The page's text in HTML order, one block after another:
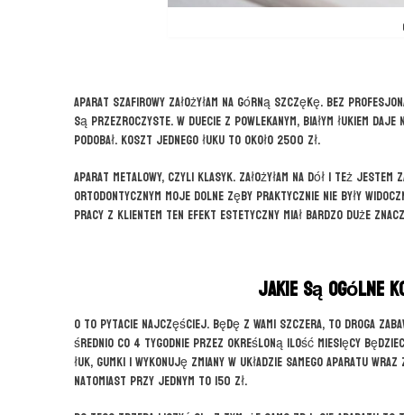
Aparat szafirowy założyłam na górną szczękę. Bez
są przezroczyste. W duecie z powlekanym, białym łukiem
podobał. Koszt jednego łuku to około 2500 zł.
Aparat metalowy, czyli klasyk. Założyłam na dół i też
ortodontycznym moje dolne zęby praktycznie nie były
pracy z klientem ten efekt estetyczny miał bardzo duże
Jakie są ogólne
O to pytacie najczęściej. Będę z Wami szczera, to droga
średnio co 4 tygodnie przez określoną ilość miesięcy
łuk, gumki i wykonuję zmiany w układzie samego aparatu
natomiast przy jednym to 150 zł.